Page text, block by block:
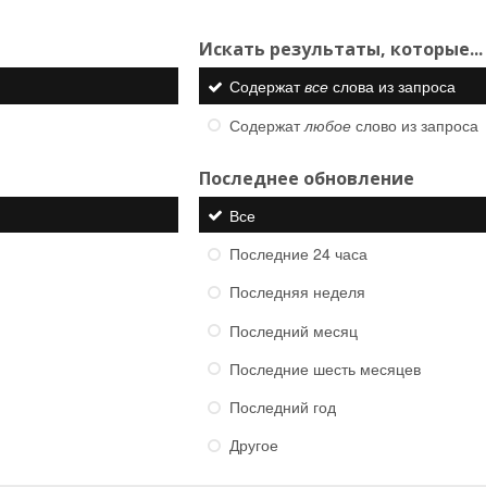
Искать результаты, которые...
Содержатвсеслова из запроса
Содержатлюбоеслово из запроса
Последнее обновление
Все
Последние 24 часа
Последняя неделя
Последний месяц
Последние шесть месяцев
Последний год
Другое